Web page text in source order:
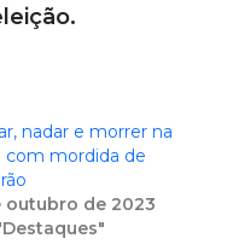
nadar e morrer na
com mordida de
outubro de 2023